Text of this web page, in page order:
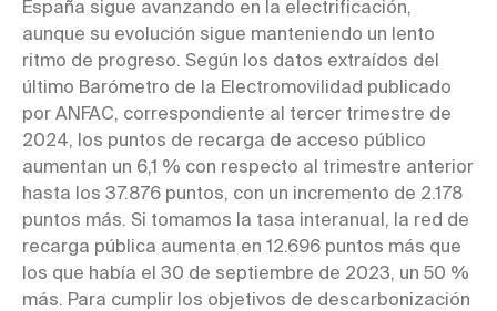
España sigue avanzando en la electrificación,
aunque su evolución sigue manteniendo un lento
ritmo de progreso. Según los datos extraídos del
último Barómetro de la Electromovilidad publicado
por ANFAC, correspondiente al tercer trimestre de
2024, los puntos de recarga de acceso público
aumentan un 6,1 % con respecto al trimestre anterior
hasta los 37.876 puntos, con un incremento de 2.178
puntos más. Si tomamos la tasa interanual, la red de
recarga pública aumenta en 12.696 puntos más que
los que había el 30 de septiembre de 2023, un 50 %
más. Para cumplir los objetivos de descarbonización